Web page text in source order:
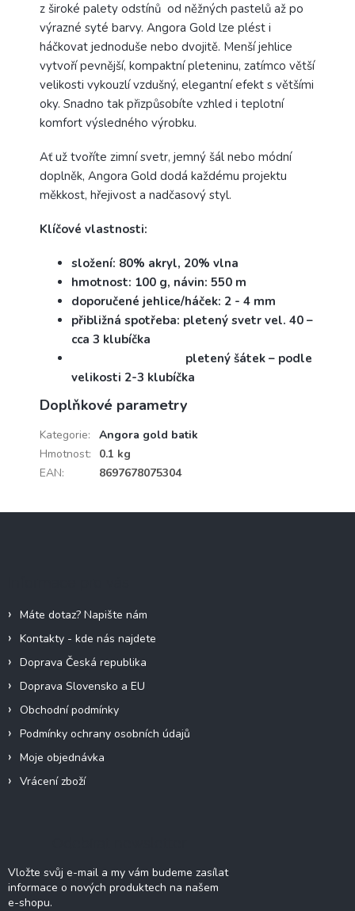
z široké palety odstínů od něžných pastelů až po
výrazné syté barvy. Angora Gold lze plést i
háčkovat jednoduše nebo dvojitě. Menší jehlice
vytvoří pevnější, kompaktní pleteninu, zatímco větší
velikosti vykouzlí vzdušný, elegantní efekt s většími
oky. Snadno tak přizpůsobíte vzhled i teplotní
komfort výsledného výrobku.
Ať už tvoříte zimní svetr, jemný šál nebo módní
doplněk, Angora Gold dodá každému projektu
měkkost, hřejivost a nadčasový styl.
Klíčové vlastnosti:
složení: 80% akryl, 20% vlna
hmotnost: 100 g, návin: 550 m
doporučené jehlice/háček: 2 - 4 mm
přibližná spotřeba: pletený svetr vel. 40 –
cca 3 klubíčka
pletený šátek – podle
velikosti 2-3 klubíčka
Doplňkové parametry
Kategorie:
Angora gold batik
Hmotnost:
0.1 kg
EAN: 8697678075304
Máte dotaz? Napište nám
Kontakty - kde nás najdete
Doprava Česká republika
Doprava Slovensko a EU
Obchodní podmínky
Podmínky ochrany osobních údajů
Moje objednávka
Vrácení zboží
Vložte svůj e-mail a my vám budeme zasílat
informace o nových produktech na našem
e-shopu.